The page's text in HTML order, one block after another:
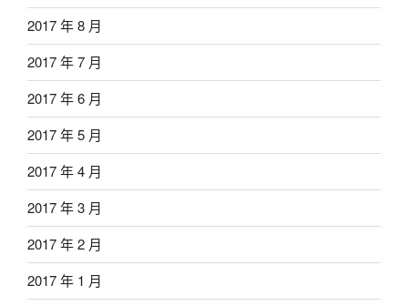
2017 年 8 月
2017 年 7 月
2017 年 6 月
2017 年 5 月
2017 年 4 月
2017 年 3 月
2017 年 2 月
2017 年 1 月